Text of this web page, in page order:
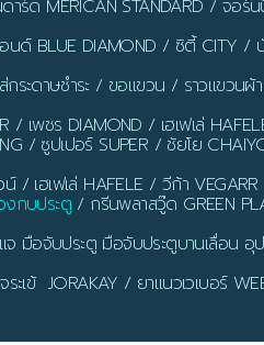
าร์ด MERICAN STANDARD / จ
ด์ BLUE DIAMOND / ซิตี้ CITY /
ระดาษชำระ / ขอแขวน / ราวแขว
/ เพชร DIAMOND / เฮเฟเล่
/ ซูปเปอร์ SUPER / ชัยโย
/ เฮเฟเล่ HAFELE / วีก้า VEGARR
งกบประตู / กรีนพลาสวู๊ด GREEN
มือจับประตู มือจับประตูบานเลื่อน
เข้ JORAKAY / ยาแนวเวเบอร์